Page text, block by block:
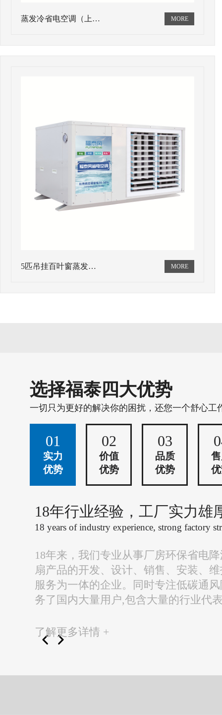
蒸发冷省电空调（上…
5匹吊挂百叶窗蒸发…
选择福泰四大优势
一切只为更好的解决你的困扰，还您一个舒心工
01
实力
优势
02
价值
优势
03
品质
优势
18年行业经验，工厂实力雄
18 years of industry experience, strong factory
18年来，我们专业从事厂房环保省电
扇产品的开发、设计、销售、安装、
服务为一体的企业。同时专注低碳通
务了国内大量用户,包含大量的行业代
了解更多详情 +